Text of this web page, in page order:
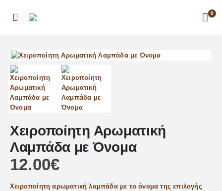
0
Χειροποίητη Αρωματική
Λαμπάδα με Όνομα
12.00€
Χειροποίητη αρωματική λαμπάδα με το όνομα της επιλογής